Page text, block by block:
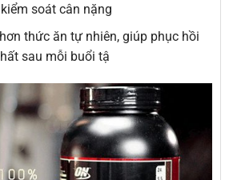
soát cân nặng
thức ăn tự nhiên, giúp phục hồi
sau mỗi buổi tậ